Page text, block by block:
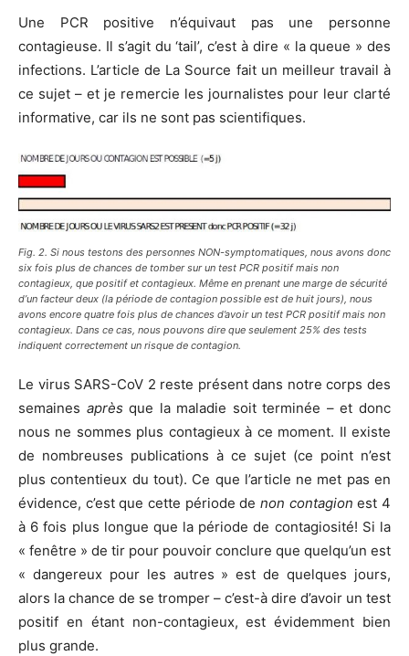
Une PCR positive n’équivaut pas une personne
contagieuse. Il s’agit du ‘tail’, c’est à dire « la queue » des
infections. L’article de La Source fait un meilleur travail à
ce sujet – et je remercie les journalistes pour leur clarté
informative, car ils ne sont pas scientifiques.
Fig. 2. Si nous testons des personnes NON-symptomatiques, nous avons donc
six fois plus de chances de tomber sur un test PCR positifmais non
contagieux, que positifet contagieux. Même en prenant une marge de sécurité
d’un facteur deux (la période de contagion possible est de huit jours), nous
avons encore quatre fois plus de chances d’avoir un test PCR positifmais non
contagieux. Dans ce cas, nous pouvons dire que seulement 25% des tests
indiquent correctement un risque de contagion.
Le virus SARS-CoV 2 reste présent dans notre corps des
semaines après que la maladie soit terminée – et donc
nous ne sommes plus contagieux à ce moment. Il existe
de nombreuses publications à ce sujet (ce point n’est
plus contentieux du tout). Ce que l’article ne met pas en
évidence, c’est que cette période de non contagion est 4
à 6 fois plus longue que la période de contagiosité! Si la
« fenêtre » de tir pour pouvoir conclure que quelqu’un est
« dangereux pour les autres » est de quelques jours,
alors la chance de se tromper – c’est-à dire d’avoir un test
positif en étant non-contagieux, est évidemment bien
plus grande.